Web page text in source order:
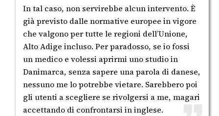
In tal caso, non servirebbe alcun intervento. È
già previsto dalle normative europee in vigore
che valgono per tutte le regioni dell’Unione,
Alto Adige incluso. Per paradosso, se io fossi
un medico e volessi aprirmi uno studio in
Danimarca, senza sapere una parola di danese,
nessuno me lo potrebbe vietare. Sarebbero poi
gli utenti a scegliere se rivolgersi a me, magari
accettando di confrontarsi in inglese.